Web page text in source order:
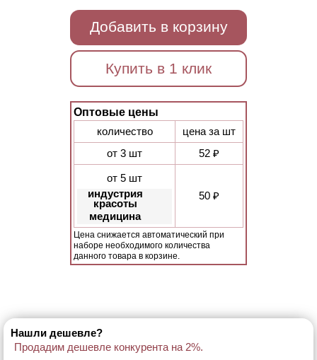
Добавить в корзину
Купить в 1 клик
Оптовые цены
количество
цена за шт
от 3 шт
52 ₽
от 5 шт
индустрия
красоты
медицина
50 ₽
Цена снижается автоматический при
наборе необходимого количества
данного товара в корзине.
Нашли дешевле?
Продадим дешевле конкурента на 2%.